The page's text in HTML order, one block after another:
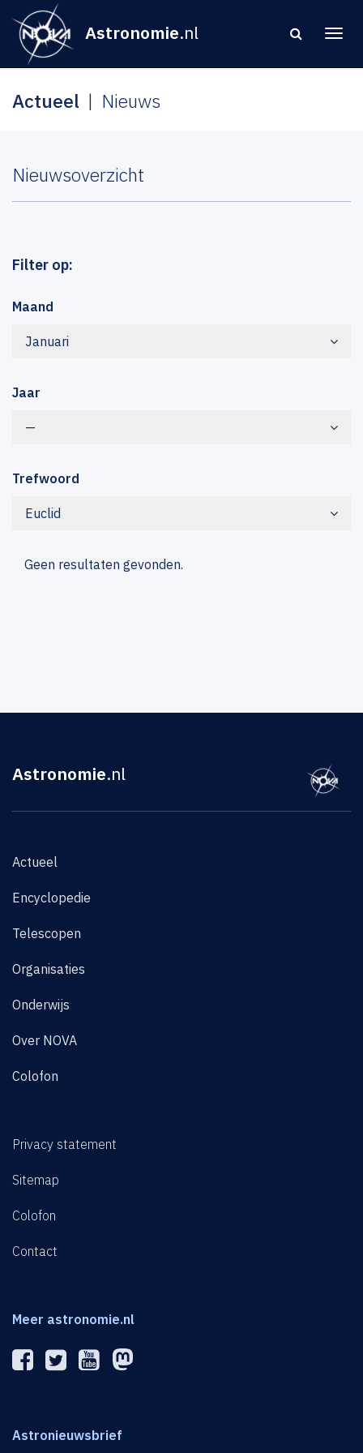
Astronomie.nl
Actueel Nieuws
Nieuwsoverzicht
Filter op:
Maand
Januari
Jaar
—
Trefwoord
Euclid
Geen resultaten gevonden.
Astronomie.nl
Actueel
Encyclopedie
Telescopen
Organisaties
Onderwijs
Over NOVA
Colofon
Privacy statement
Sitemap
Colofon
Contact
Meer astronomie.nl
Astronieuwsbrief